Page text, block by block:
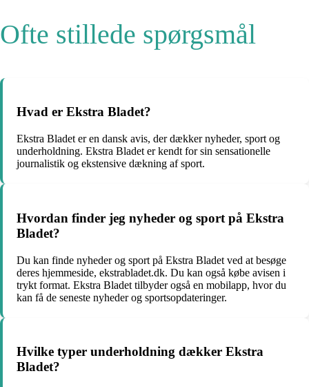
Ofte stillede spørgsmål
Hvad er Ekstra Bladet?
Ekstra Bladet er en dansk avis, der dækker nyheder, sport og
underholdning. Ekstra Bladet er kendt for sin sensationelle
journalistik og ekstensive dækning af sport.
Hvordan finder jeg nyheder og sport på Ekstra
Bladet?
Du kan finde nyheder og sport på Ekstra Bladet ved at besøge
deres hjemmeside, ekstrabladet.dk. Du kan også købe avisen i
trykt format. Ekstra Bladet tilbyder også en mobilapp, hvor du
kan få de seneste nyheder og sportsopdateringer.
Hvilke typer underholdning dækker Ekstra
Bladet?